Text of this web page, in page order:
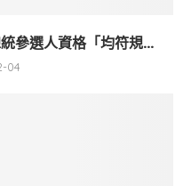
參選人資格「均符規...
04